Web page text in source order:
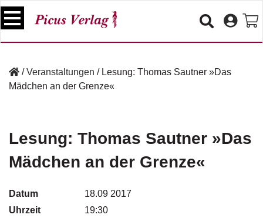
S
k
ü
h
V
r
n
t
/ Veranstaltungen / Lesung: Thomas Sautner »Das
Mädchen an der Grenze«
Lesung: Thomas Sautner »Das
Mädchen an der Grenze«
Datum
18.09 2017
Uhrzeit
19:30